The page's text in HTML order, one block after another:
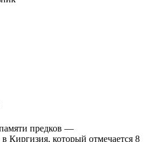
предков —
Киргизия, который отмечается 8